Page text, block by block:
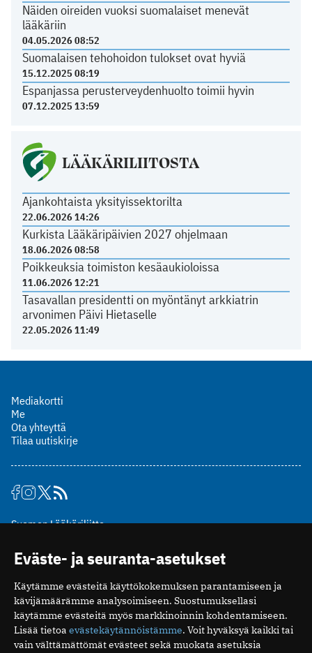
Näiden oireiden vuoksi suomalaiset menevät
lääkäriin
04.05.2026 08:52
Suomalaisen tehohoidon tulokset ovat hyviä
15.12.2025 08:19
Espanjassa perusterveydenhuolto toimii hyvin
07.12.2025 13:59
LÄÄKÄRILIITOSTA
Ajankohtaista yksityissektorilta
22.06.2026 14:26
Kurkista Lääkäripäivien 2027 ohjelmaan
18.06.2026 08:58
Poikkeuksia toimiston kesäaukioloissa
11.06.2026 12:21
Tasavallan presidentti on myöntänyt arkkiatrin
arvonimen Päivi Hietaselle
22.05.2026 11:49
Mediakortti
Me
Ota yhteyttä
Tilaa uutiskirje
Suomen Lääkäriliitto
00510 Helsinki
puh. (09) 393 091
toimitus@potilaanlaakarilehti.fi
ISSN 2323-9476
Eväste- ja seuranta-asetukset
Käytämme evästeitä käyttökokemuksen parantamiseen ja
kävijämäärämme analysoimiseen. Suostumuksellasi
käytämme evästeitä myös markkinoinnin kohdentamiseen.
Lisää tietoa evästekäytännöistämme. Voit hyväksyä kaikki tai
vain välttämättömät evästeet sekä muokata asetuksia